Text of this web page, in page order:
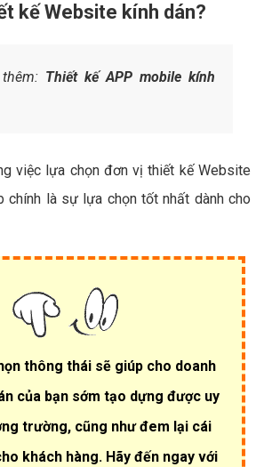
kế Website kính dán?
Thiết kế APP mobile kính
việc lựa chọn đơn vị thiết kế Website
chính là sự lựa chọn tốt nhất dành cho
thông thái sẽ giúp cho doanh
của bạn sớm tạo dựng được uy
trường, cũng như đem lại cái
khách hàng. Hãy đến ngay với